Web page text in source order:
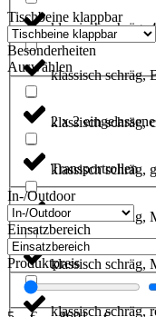
klassisch schräg,
klassisch schräg,
klassisch schräg,
klassisch schräg,
klassisch schräg,
klassisch schräg,
klassisch schräg,
Tischbeine klappbar
Besonderheiten
Auswählen
2 x 2
Transportrollen
In-/Outdoor
Einsatzbereich
Produktpreis